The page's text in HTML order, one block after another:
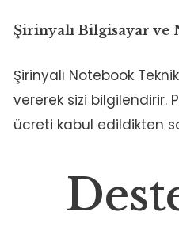
Şirinyalı Bilgisayar
Şirinyalı Notebook
vererek sizi bilgilendirir.
ücreti kabul edildikten